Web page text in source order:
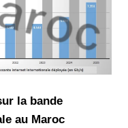
la bande
au Maroc